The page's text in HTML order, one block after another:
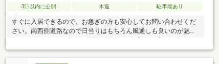
3日以内に公開 木造 駐車場あり
すぐに入居できるので、お急ぎの方も安心してお問い合わせくだ
さい。南西側道路なので日当りはもちろん風通しも良いのが魅力
す。浴室に窓がついてい